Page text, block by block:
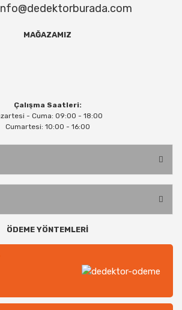
MAĞAZAMIZ
Çalışma Saatleri:
- Cuma: 09:00 - 18:00
Cumartesi: 10:00 - 16:00
ÖDEME YÖNTEMLERİ